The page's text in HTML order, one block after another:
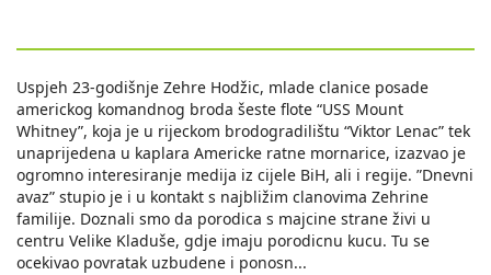
Uspjeh 23-godišnje Zehre Hodžic, mlade clanice posade
americkog komandnog broda šeste flote “USS Mount
Whitney”, koja je u rijeckom brodogradilištu “Viktor Lenac” tek
unaprijedena u kaplara Americke ratne mornarice, izazvao je
ogromno interesiranje medija iz cijele BiH, ali i regije. ”Dnevni
avaz” stupio je i u kontakt s najbližim clanovima Zehrine
familije. Doznali smo da porodica s majcine strane živi u
centru Velike Kladuše, gdje imaju porodicnu kucu. Tu se
ocekivao povratak uzbudene i ponosn...